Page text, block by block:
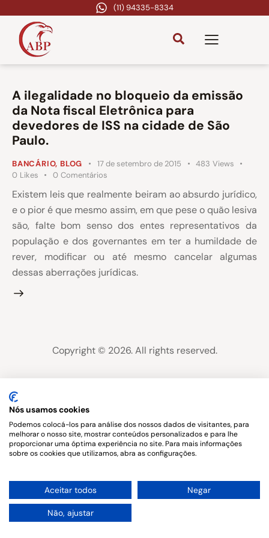
(11) 94335-8334
A ilegalidade no bloqueio da emissão
da Nota fiscal Eletrônica para
devedores de ISS na cidade de São
Paulo.
BANCÁRIO, BLOG 17 de setembro de 2015 483 Views
0 Likes 0 Comentários
Existem leis que realmente beiram ao absurdo jurídico,
e o pior é que mesmo assim, em que pese o quão lesiva
são, falte bom senso dos entes representativos da
população e dos governantes em ter a humildade de
rever, modificar ou até mesmo cancelar algumas
dessas aberrações jurídicas.
Copyright © 2026. All rights reserved.
Nós usamos cookies
Podemos colocá-los para análise dos nossos dados de visitantes, para
melhorar o nosso site, mostrar conteúdos personalizados e para lhe
proporcionar uma óptima experiência no site. Para mais informações
sobre os cookies que utilizamos, abra as configurações.
Aceitar todos Negar
Não, ajustar